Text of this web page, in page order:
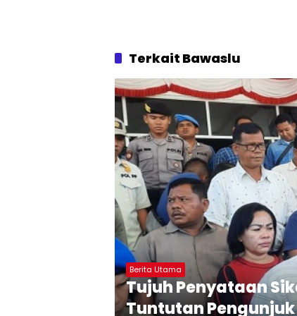
Terkait Bawaslu
Berita Utama
Tujuh Penyataan
Tuntutan